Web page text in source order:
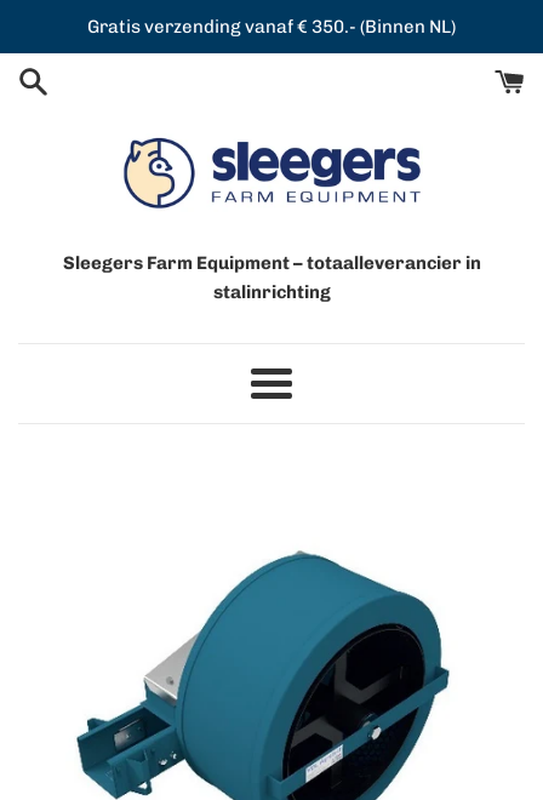
de
content
Gratis verzending vanaf € 350.- (Binnen NL)
Sleegers Farm Equipment – totaalleverancier in
stalinrichting
Menu